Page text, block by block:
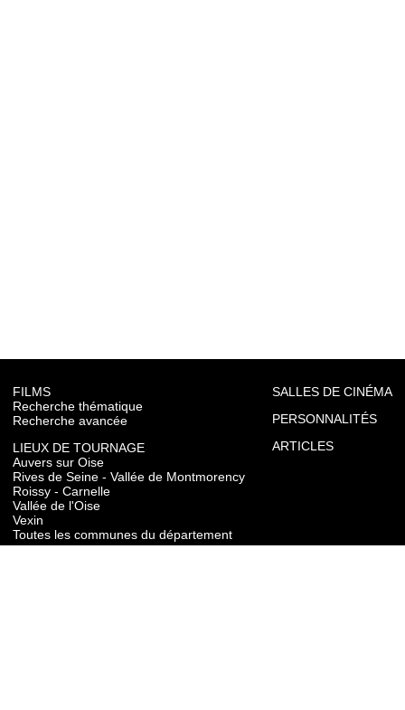
FILMS
Recherche thématique
Recherche avancée
LIEUX DE TOURNAGE
Auvers sur Oise
Rives de Seine - Vallée de Montmorency
Roissy - Carnelle
Vallée de l'Oise
Vexin
Toutes les communes du département
SALLES DE CINÉMA
PERSONNALITÉS
ARTICLES